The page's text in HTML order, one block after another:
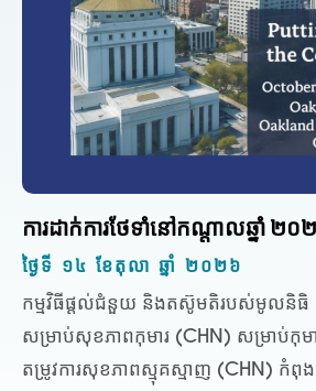
ការដាក់ការថែទាំនៅកណ្តាលឆ្នាំ ២០
ថ្ងៃទី ១៤ ខែតុលា ឆ្នាំ ២០២៦
កម្មវិធីផ្តល់ជំនួយ និងតស៊ូមតិរបស់មូលនិធិ
សម្រាប់សុខភាពកុមារ (CHN) សម្រាប់កុ
តម្រូវការសុខភាពស្មុគស្មាញ (CHN) កំពុងឧ